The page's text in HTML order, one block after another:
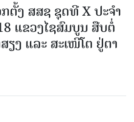
ຕັ້ງ ສສຊ ຊຸດທີ X ປະຈໍາ
ແຂວງໄຊສົມບູນ ສືບຕໍ່
ຽງ ແລະ ສະເໜີໂຕ ຢູ່ຕາ